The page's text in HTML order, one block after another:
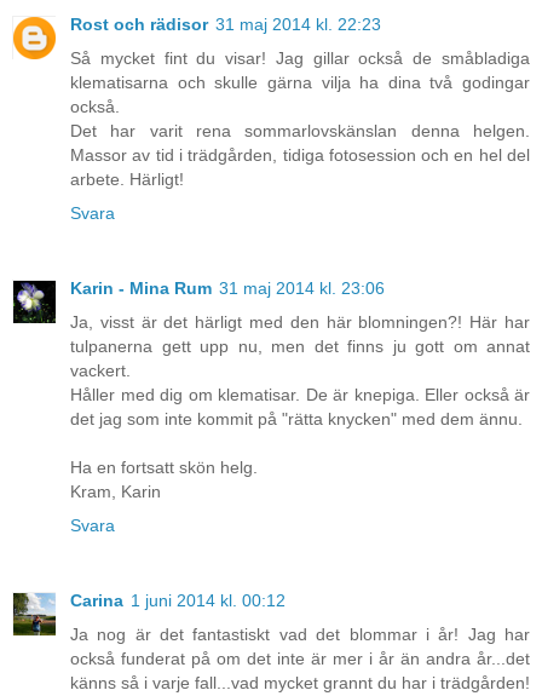
Rost och rädisor 31 maj 2014 kl. 22:23
Så mycket fint du visar! Jag gillar också de småbladiga
klematisarna och skulle gärna vilja ha dina två godingar
också.
Det har varit rena sommarlovskänslan denna helgen.
Massor av tid i trädgården, tidiga fotosession och en hel del
arbete. Härligt!
Svara
Karin - Mina Rum 31 maj 2014 kl. 23:06
Ja, visst är det härligt med den här blomningen?! Här har
tulpanerna gett upp nu, men det finns ju gott om annat
vackert.
Håller med dig om klematisar. De är knepiga. Eller också är
det jag som inte kommit på "rätta knycken" med dem ännu.
Ha en fortsatt skön helg.
Kram, Karin
Svara
Carina 1 juni 2014 kl. 00:12
Ja nog är det fantastiskt vad det blommar i år! Jag har
också funderat på om det inte är mer i år än andra år...det
känns så i varje fall...vad mycket grannt du har i trädgården!